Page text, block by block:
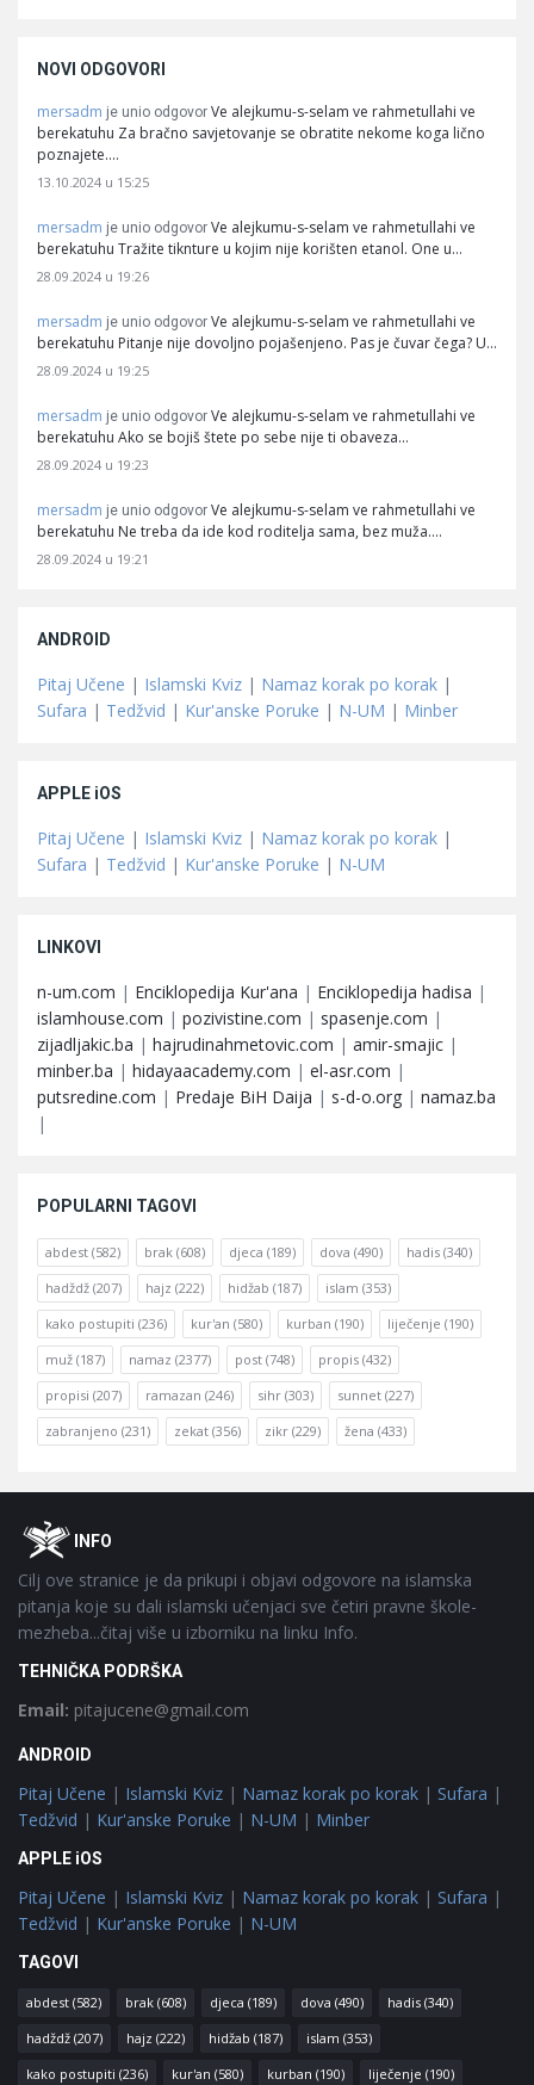
NOVI ODGOVORI
mersadm je unio odgovor Ve alejkumu-s-selam ve rahmetullahi ve
berekatuhu Za bračno savjetovanje se obratite nekome koga lično
poznajete.…
13.10.2024 u 15:25
mersadm je unio odgovor Ve alejkumu-s-selam ve rahmetullahi ve
berekatuhu Tražite tiknture u kojim nije korišten etanol. One u…
28.09.2024 u 19:26
mersadm je unio odgovor Ve alejkumu-s-selam ve rahmetullahi ve
berekatuhu Pitanje nije dovoljno pojašenjeno. Pas je čuvar čega? U…
28.09.2024 u 19:25
mersadm je unio odgovor Ve alejkumu-s-selam ve rahmetullahi ve
berekatuhu Ako se bojiš štete po sebe nije ti obaveza…
28.09.2024 u 19:23
mersadm je unio odgovor Ve alejkumu-s-selam ve rahmetullahi ve
berekatuhu Ne treba da ide kod roditelja sama, bez muža.…
28.09.2024 u 19:21
ANDROID
Pitaj Učene | Islamski Kviz | Namaz korak po korak |
Sufara | Tedžvid | Kur'anske Poruke | N-UM | Minber
APPLE iOS
Pitaj Učene | Islamski Kviz | Namaz korak po korak |
Sufara | Tedžvid | Kur'anske Poruke | N-UM
LINKOVI
n-um.com | Enciklopedija Kur'ana | Enciklopedija hadisa |
islamhouse.com | pozivistine.com | spasenje.com |
zijadljakic.ba | hajrudinahmetovic.com | amir-smajic |
minber.ba | hidayaacademy.com | el-asr.com |
putsredine.com | Predaje BiH Daija | s-d-o.org | namaz.ba
|
POPULARNI TAGOVI
abdest (582) brak (608) djeca (189) dova (490) hadis (340)
hadždž (207) hajz (222) hidžab (187) islam (353)
kako postupiti (236) kur'an (580) kurban (190) liječenje (190)
muž (187) namaz (2377) post (748) propis (432)
propisi (207) ramazan (246) sihr (303) sunnet (227)
zabranjeno (231) zekat (356) zikr (229) žena (433)
FooterOINFO
Cilj ove stranice je da prikupi i objavi odgovore na islamska
pitanja koje su dali islamski učenjaci sve četiri pravne škole-
mezheba...čitaj više u izborniku na linku Info.
TEHNIČKA PODRŠKA
Email: pitajucene@gmail.com
ANDROID
Pitaj Učene | Islamski Kviz | Namaz korak po korak | Sufara |
Tedžvid | Kur'anske Poruke | N-UM | Minber
APPLE iOS
Pitaj Učene | Islamski Kviz | Namaz korak po korak | Sufara |
Tedžvid | Kur'anske Poruke | N-UM
TAGOVI
abdest (582) brak (608) djeca (189) dova (490) hadis (340)
hadždž (207) hajz (222) hidžab (187) islam (353)
kako postupiti (236) kur'an (580) kurban (190) liječenje (190)